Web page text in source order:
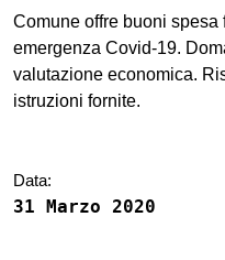
Dettagli
Comune offre buoni
emergenza Covid-19.
valutazione economica.
istruzioni fornite.
Data:
31 Marzo 2020